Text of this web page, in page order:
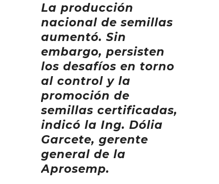
La producción
nacional de semillas
aumentó. Sin
embargo, persisten
los desafíos en torno
al control y la
promoción de
semillas certificadas,
indicó la Ing. Dólia
Garcete, gerente
general de la
Aprosemp.